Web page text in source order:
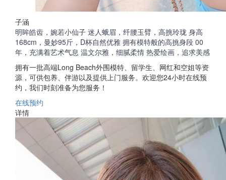
子涵
明眸皓齿，婉若小仙子 迷人蛾眉，纤腰玉臂，高挑玲珑 身高
168cm，曼妙95斤，D杯自然优雅 拥有模特般的高挑身段 00
年，充满着艺术气息 温文尔雅，细腻柔情 热爱绘画，追求美感
拥有一批高端Long Beach外围模特、留学生、网红和空姐等资
源，可供包养、伴游以及提供上门服务。欢迎您24小时在线预
约，我们时刻准备为您服务！
在线预约
详情